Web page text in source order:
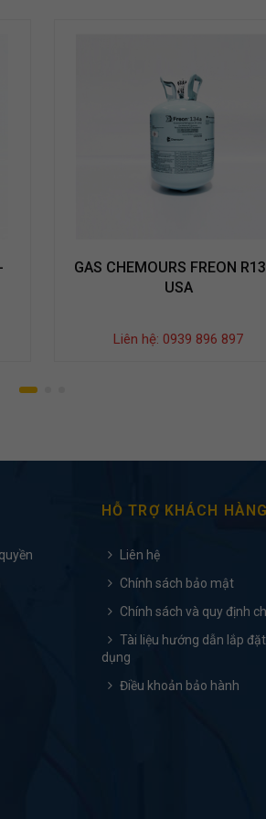
GAS CHEMOURS FREON
USA
Liên hệ: 0939 896 897
HỖ TRỢ KHÁCH HÀNG
Liên hệ
Chính sách bảo mật
Chính sách và quy định
Tài liệu hướng dẫn lắp
dụng
Điều khoản bảo hành